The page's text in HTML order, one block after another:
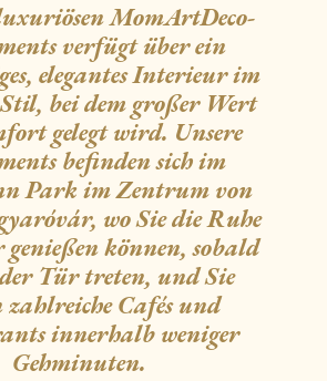
luxuriösen MomArtDeco-
verfügt über ein
elegantes Interieur im
bei dem großer Wert
gelegt wird. Unsere
befinden sich im
Park im Zentrum von
wo Sie die Ruhe
können, sobald
Tür treten, und Sie
Cafés und
innerhalb weniger
Gehminuten.